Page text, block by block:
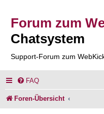
Forum zum
Chatsystem
Support-Forum zum
FAQ
Foren-Übersicht